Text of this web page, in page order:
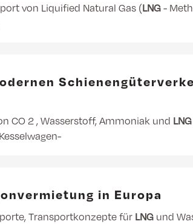
von Liquified Natural Gas (LNG-
CO 2 , Wasserstoff, Ammoniak und LNG
in Europa
Transportkonzepte für LNG und